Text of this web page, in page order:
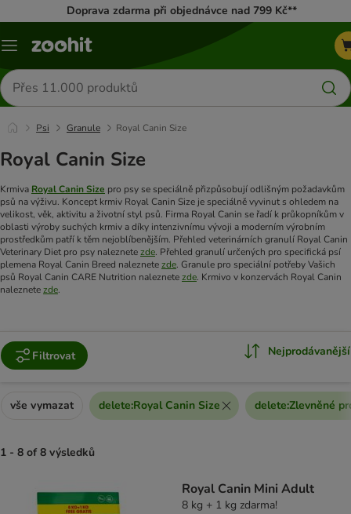
Doprava zdarma při objednávce nad 799 Kč**
Menu
Hledat
produkty
Psi Granule Royal Canin Size
Royal Canin Size
Krmiva Royal Canin Size pro psy se speciálně přizpůsobují odlišným požadavkům
psů na výživu. Koncept krmiv Royal Canin Size je speciálně vyvinut s ohledem na
velikost, věk, aktivitu a životní styl psů. Firma Royal Canin se řadí k průkopníkům v
oblasti výroby suchých krmiv a díky intenzivnímu vývoji a moderním výrobním
prostředkům patří k těm nejoblíbenějším. Přehled veterinárních granulí Royal Canin
Veterinary Diet pro psy naleznetezde. Přehled granulí určených pro specifická psí
plemena Royal Canin Breed naleznetezde. Granule pro speciální potřeby Vašich
psů Royal Canin CARE Nutrition naleznetezde. Krmivo v konzervách Royal Canin
naleznetezde.
Filtrovat Nejprodávanější
vše vymazat delete:Royal Canin Size delete:Zlevněné
1 - 8 of 8 výsledků
Royal Canin Mini Adult
8 kg + 1 kg zdarma!